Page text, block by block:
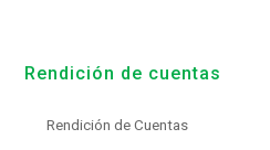
Rendición de cuentas
Rendición de Cuentas